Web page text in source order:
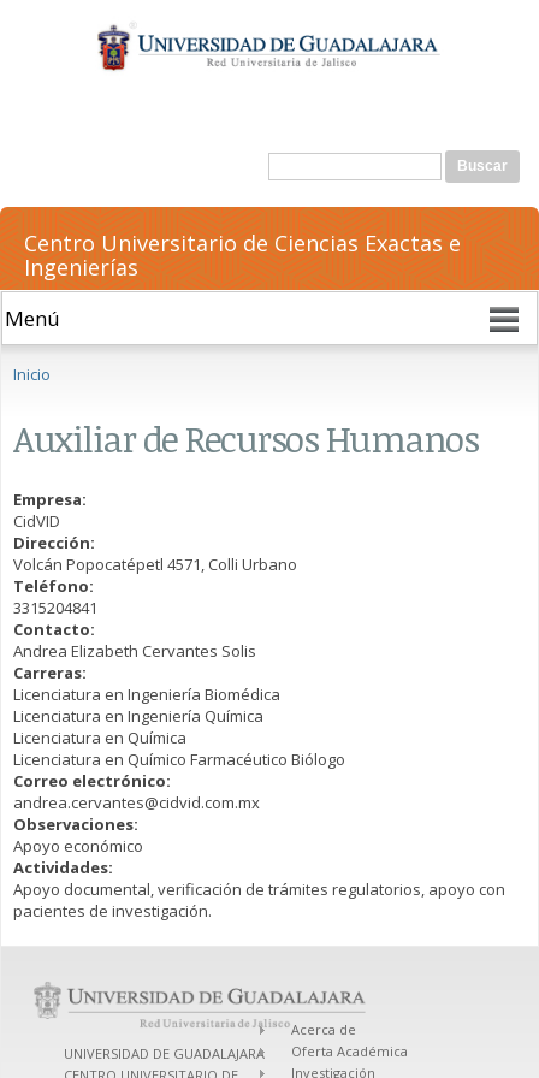
contenido
principal
Formulario de búsqueda
Buscar
Centro Universitario de Ciencias Exactas e
Ingenierías
Inicio
Auxiliar de Recursos Humanos
Empresa:
CidVID
Dirección:
Volcán Popocatépetl 4571, Colli Urbano
Teléfono:
3315204841
Contacto:
Andrea Elizabeth Cervantes Solis
Carreras:
Licenciatura en Ingeniería Biomédica
Licenciatura en Ingeniería Química
Licenciatura en Química
Licenciatura en Químico Farmacéutico Biólogo
Correo electrónico:
andrea.cervantes@cidvid.com.mx
Observaciones:
Apoyo económico
Actividades:
Apoyo documental, verificación de trámites regulatorios, apoyo con
pacientes de investigación.
UNIVERSIDAD DE GUADALAJARA
Acerca de
Oferta Académica
Investigación